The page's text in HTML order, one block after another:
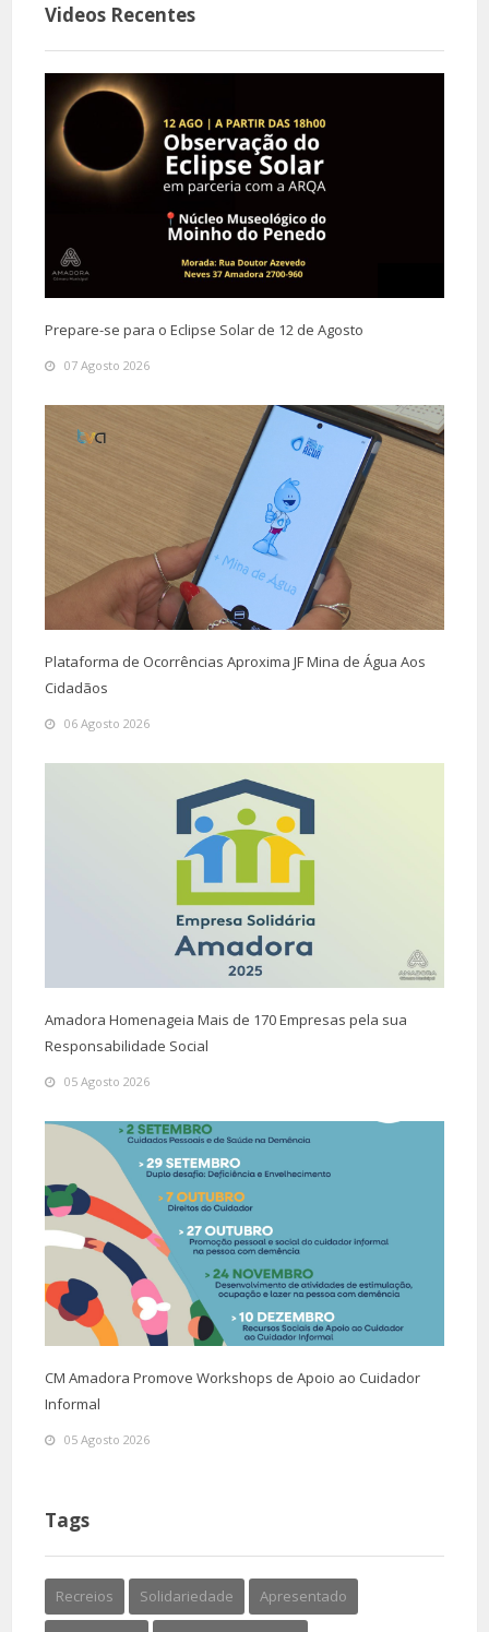
Videos Recentes
Prepare-se para o Eclipse Solar de 12 de Agosto
07 Agosto 2026
Plataforma de Ocorrências Aproxima JF Mina de Água Aos
Cidadãos
06 Agosto 2026
Amadora Homenageia Mais de 170 Empresas pela sua
Responsabilidade Social
05 Agosto 2026
CM Amadora Promove Workshops de Apoio ao Cuidador
Informal
05 Agosto 2026
Tags
Recreios Solidariedade Apresentado